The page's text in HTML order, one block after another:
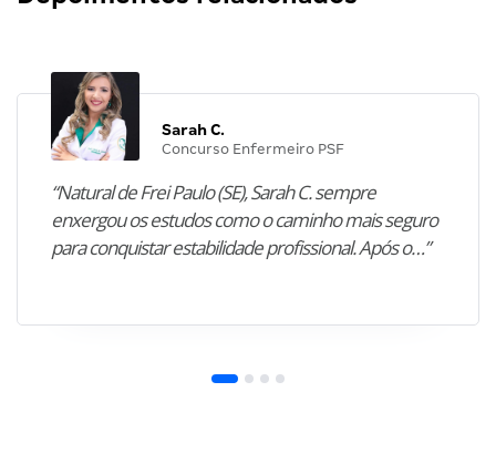
Sarah C.
Concurso Enfermeiro PSF
“Natural de Frei Paulo (SE), Sarah C. sempre
enxergou os estudos como o caminho mais seguro
para conquistar estabilidade profissional. Após o…”